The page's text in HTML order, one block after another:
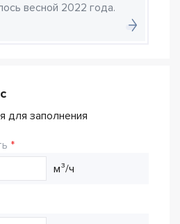
весной 2022 года.
для заполнения
м³/ч